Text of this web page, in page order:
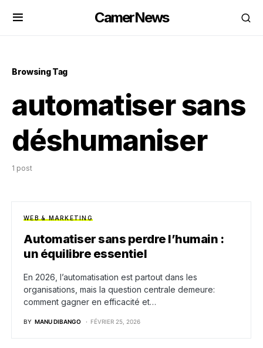
CamerNews
Browsing Tag
automatiser sans
déshumaniser
1 post
WEB & MARKETING
Automatiser sans perdre l’humain :
un équilibre essentiel
En 2026, l’automatisation est partout dans les
organisations, mais la question centrale demeure:
comment gagner en efficacité et…
BY MANU DIBANGO FÉVRIER 25, 2026